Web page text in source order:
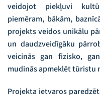
veidojot piekļuvi
piemēram, bākām,
projekts veidos unikālu
un daudzveidīgāku
veicinās gan fizisko,
mudinās apmeklēt tūristu
Projekta ietvaros